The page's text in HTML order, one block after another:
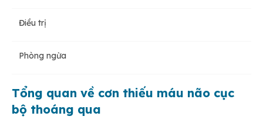
Điều trị
Phòng ngừa
Tổng quan về cơn thiếu máu não cục
bộ thoáng qua